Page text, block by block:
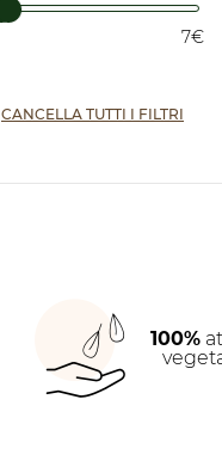
7€
CANCELLA TUTTI I FILTRI
100%